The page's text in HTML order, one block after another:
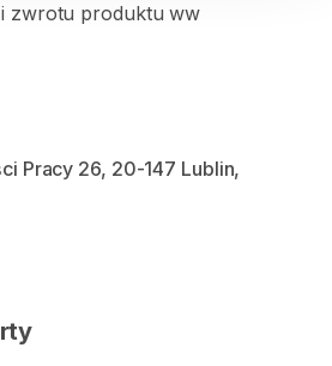
zwrotu produktu ww
Pracy 26, 20-147 Lublin,